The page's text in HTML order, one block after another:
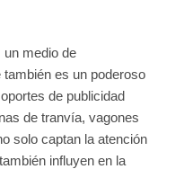
un medio de
es un poderoso
de publicidad
de tranvía, vagones
solo captan la atención
influyen en la